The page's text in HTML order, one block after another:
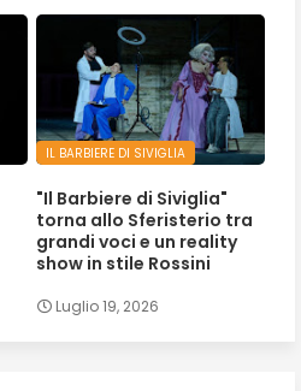
IL BARBIERE DI SIVIGLIA
"Il Barbiere di Siviglia"
torna allo Sferisterio tra
grandi voci e un reality
show in stile Rossini
Luglio 19, 2026